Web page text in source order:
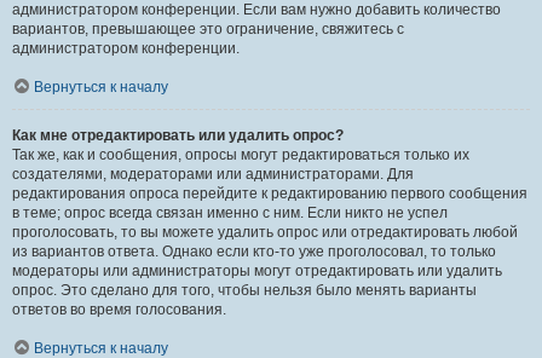
администратором конференции. Если вам нужно добавить количество
вариантов, превышающее это ограничение, свяжитесь с
администратором конференции.
Вернуться к началу
Как мне отредактировать или удалить опрос?
Так же, как и сообщения, опросы могут редактироваться только их
создателями, модераторами или администраторами. Для
редактирования опроса перейдите к редактированию первого сообщения
в теме; опрос всегда связан именно с ним. Если никто не успел
проголосовать, то вы можете удалить опрос или отредактировать любой
из вариантов ответа. Однако если кто-то уже проголосовал, то только
модераторы или администраторы могут отредактировать или удалить
опрос. Это сделано для того, чтобы нельзя было менять варианты
ответов во время голосования.
Вернуться к началу